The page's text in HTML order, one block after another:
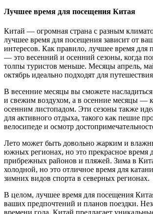
Лучшее время для посещения Китая
Китай — огромная страна с разным
лучшее время для посещения зависит от
интересов. Как правило, лучшее время для
— это весенний и осенний сезоны, когда
толпы туристов меньше. Месяцы апрель,
октябрь идеально подходят для
В весенние месяцы вы сможете
и свежим воздухом, а в осенние месяцы —
осенним листопадом. Эти сезоны также
для активного отдыха, такого как пешие
велосипеде и осмотр
Лето может быть довольно жарким и
южных регионах, но это прекрасное время
прибрежных районов и пляжей. Зима в
холодной, но это отличное время для
зимних видов спорта в северных регионах.
В целом, лучшее время для посещения
ваших предпочтений и планов поездки.
времени года, Китай предлагает